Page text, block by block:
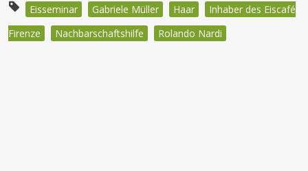
Eisseminar
Gabriele Müller Haar
Inhaber des Eiscafé
Firenze
Nachbarschaftshilfe Rolando Nardi